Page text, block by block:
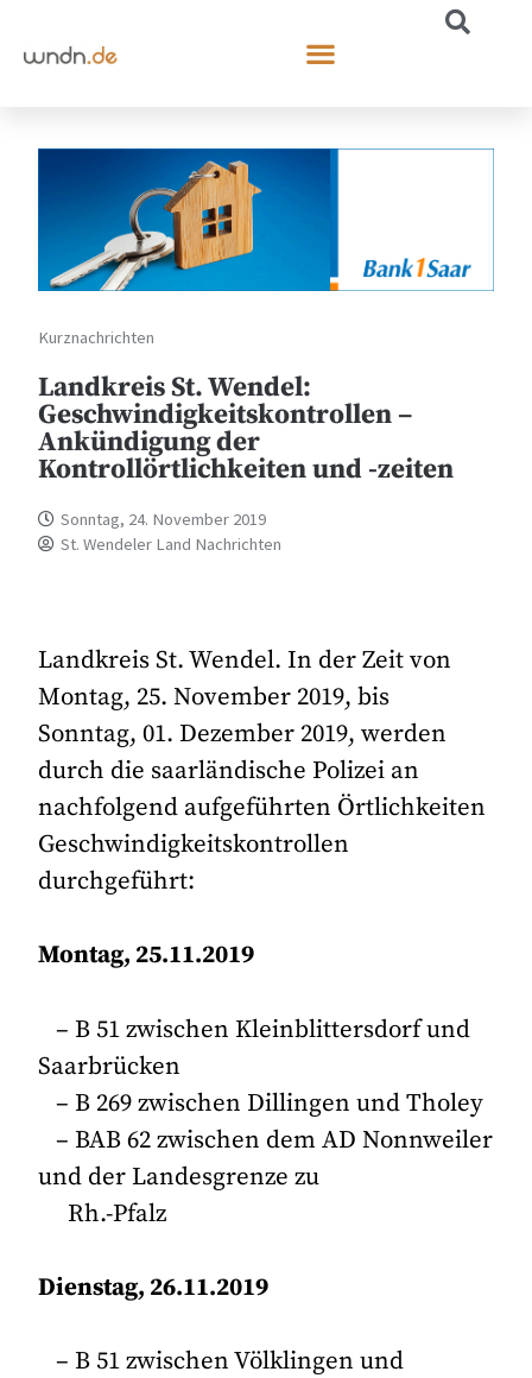
Kurznachrichten
Landkreis St. Wendel:
Geschwindigkeitskontrollen –
Ankündigung der
Kontrollörtlichkeiten und -zeiten
Sonntag, 24. November 2019
St. Wendeler Land Nachrichten
Landkreis St. Wendel. In der Zeit von
Montag, 25. November 2019, bis
Sonntag, 01. Dezember 2019, werden
durch die saarländische Polizei an
nachfolgend aufgeführten Örtlichkeiten
Geschwindigkeitskontrollen
durchgeführt:
Montag, 25.11.2019
– B 51 zwischen Kleinblittersdorf und
Saarbrücken
– B 269 zwischen Dillingen und Tholey
– BAB 62 zwischen dem AD Nonnweiler
und der Landesgrenze zu
Rh.-Pfalz
Dienstag, 26.11.2019
– B 51 zwischen Völklingen und